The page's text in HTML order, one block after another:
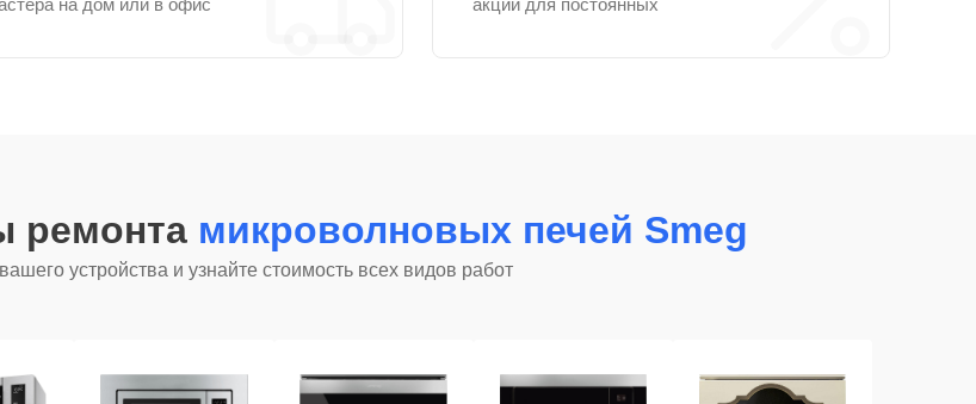
на дом или в офис
акции для постоянных
ремонта микроволновых печей Smeg
устройства и узнайте стоимость всех видов работ